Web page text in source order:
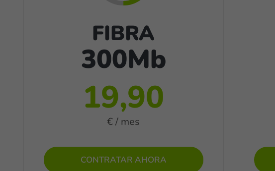
FIBRA
300Mb
19,90
€ / mes
CONTRATAR AHORA